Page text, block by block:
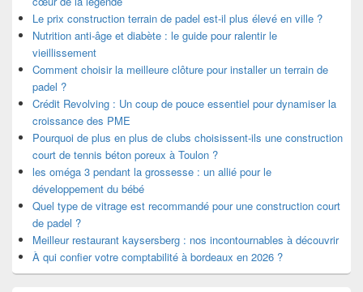
Le prix construction terrain de padel est-il plus élevé en ville ?
Nutrition anti-âge et diabète : le guide pour ralentir le
vieillissement
Comment choisir la meilleure clôture pour installer un terrain de
padel ?
Crédit Revolving : Un coup de pouce essentiel pour dynamiser la
croissance des PME
Pourquoi de plus en plus de clubs choisissent-ils une construction
court de tennis béton poreux à Toulon ?
les oméga 3 pendant la grossesse : un allié pour le
développement du bébé
Quel type de vitrage est recommandé pour une construction court
de padel ?
Meilleur restaurant kaysersberg : nos incontournables à découvrir
À qui confier votre comptabilité à bordeaux en 2026 ?